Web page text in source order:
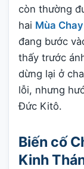
còn thường
hai Mùa Chay
đang bước
thấy trước
dừng lại ở
lỗi, nhưng
Đức Kitô.
Biến cố
Kinh